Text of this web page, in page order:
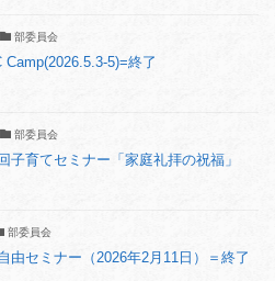
部委員会
5)=終了
部委員会
子育てセミナー「家庭礼拝の祝福」
部委員会
由セミナー（2026年2月11日）＝終了